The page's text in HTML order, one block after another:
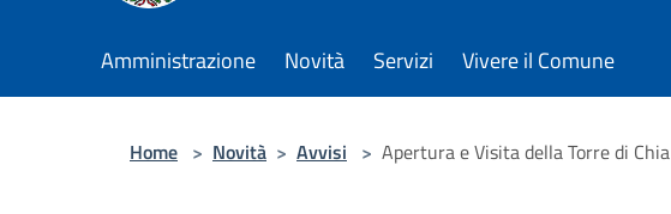
Amministrazione Novità Servizi Vivere il Comune
Home > Novità > Avvisi > Apertura e Visita della Torre di Chia